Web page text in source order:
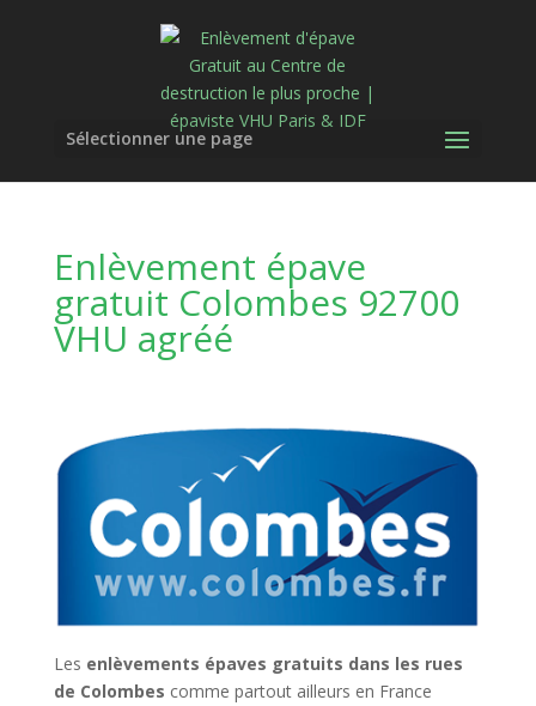
Sélectionner une page
Enlèvement épave
gratuit Colombes 92700
VHU agréé
Les enlèvements épaves gratuits dans les rues
de Colombes comme partout ailleurs en France